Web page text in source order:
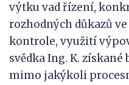
výtku vad řízení,
rozhodných důkazů
kontrole, využití
svědka Ing. K.
mimo jakýkoli